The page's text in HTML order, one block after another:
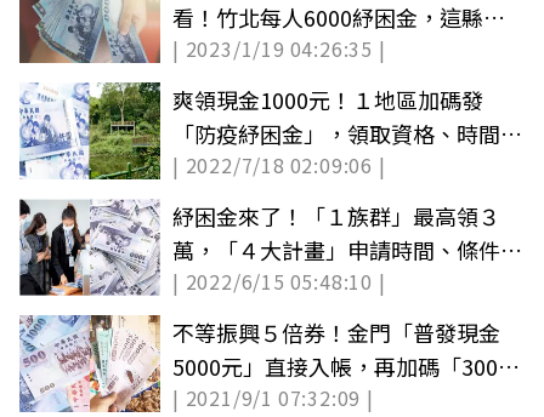
看！竹北每人6000紓困金，這縣市
最高爽領5.2萬
| 2023/1/19 04:26:35 |
爽領現金1000元！１地區加碼發
「防疫紓困金」，領取資格、時間一
次看
| 2022/7/18 02:09:06 |
紓困金來了！「１族群」最高領３
萬，「４大計畫」申請時間、條件一
次看
| 2022/6/15 05:48:10 |
不等振興５倍券！金門「普發現金
5000元」直接入帳，再加碼「3000
元振興券」
| 2021/9/1 07:32:09 |